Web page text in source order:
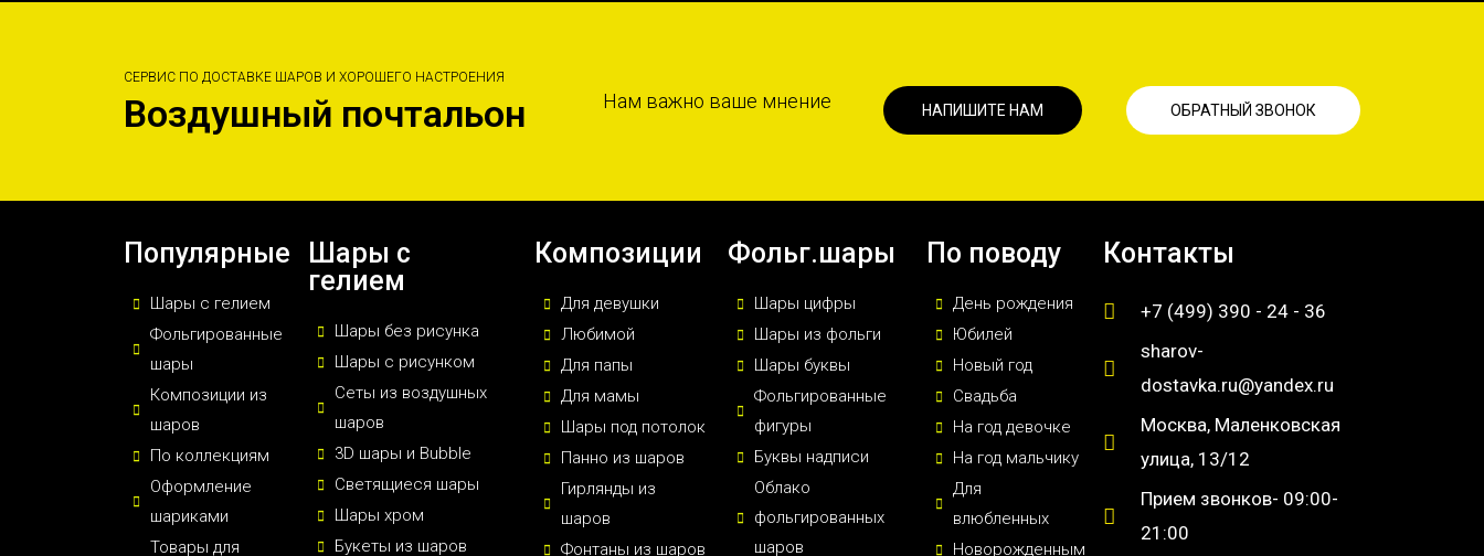
СЕРВИС ПО ДОСТАВКЕ ШАРОВ И ХОРОШЕГО НАСТРОЕНИЯ
Воздушный почтальон Нам важно ваше мнение НАПИШИТЕ НАМ ОБРАТНЫЙ ЗВОНОК
Популярные
Шары с гелием
Фольгированные
шары
Композиции из
шаров
По коллекциям
Оформление
шариками
Товары для
Шары с
гелием
Шары без рисунка
Шары с рисунком
Сеты из воздушных
шаров
3D шары и Bubble
Светящиеся шары
Шары хром
Букеты из шаров
Композиции
Для девушки
Любимой
Для папы
Для мамы
Шары под потолок
Панно из шаров
Гирлянды из
шаров
Фонтаны из шаров
Фольг.шары
Шары цифры
Шары из фольги
Шары буквы
Фольгированные
фигуры
Буквы надписи
Облако
фольгированных
шаров
По поводу
День рождения
Юбилей
Новый год
Свадьба
На год девочке
На год мальчику
Для
влюбленных
Новорожденным
Контакты
+7 (499) 390 - 24 - 36
sharov-
dostavka.ru@yandex.ru
Москва, Маленковская
улица, 13/12
Прием звонков- 09:00-
21:00